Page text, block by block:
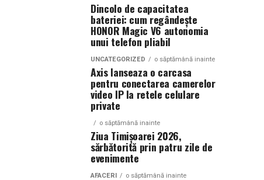
Dincolo de capacitatea
bateriei: cum regândește
HONOR Magic V6 autonomia
unui telefon pliabil
UNCATEGORIZED o săptămână inainte
Axis lanseaza o carcasa
pentru conectarea camerelor
video IP la retele celulare
private
o săptămână inainte
Ziua Timișoarei 2026,
sărbătorită prin patru zile de
evenimente
AFACERI o săptămână inainte